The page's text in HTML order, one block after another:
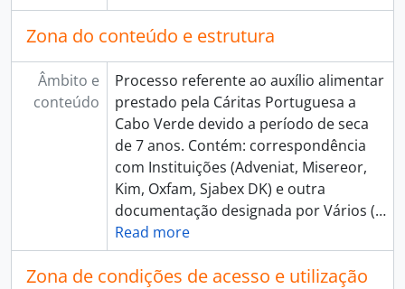
Zona do conteúdo e estrutura
Âmbito e
conteúdo
Processo referente ao auxílio alimentar
prestado pela Cáritas Portuguesa a
Cabo Verde devido a período de seca
de 7 anos. Contém: correspondência
com Instituições (Adveniat, Misereor,
Kim, Oxfam, Sjabex DK) e outra
documentação designada por Vários (…
Read more
Zona de condições de acesso e utilização